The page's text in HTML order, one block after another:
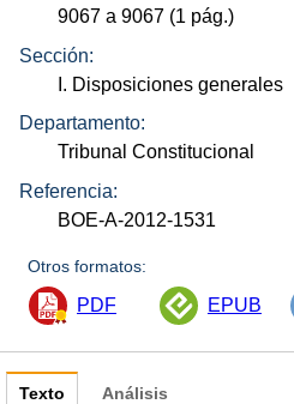
9067 a 9067 (1 pág.)
Sección:
I. Disposiciones generales
Departamento:
Tribunal Constitucional
Referencia:
BOE-A-2012-1531
Otros formatos:
PDF EPUB
Texto Análisis